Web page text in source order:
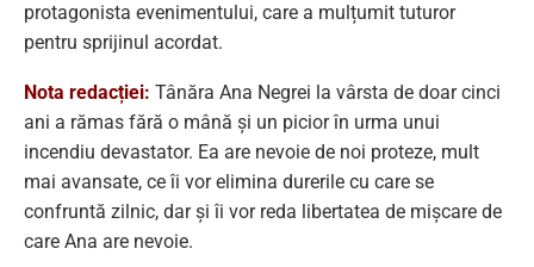
protagonista evenimentului, care a mulțumit tuturor
pentru sprijinul acordat.
Nota redacției: Tânăra Ana Negrei la vârsta de doar cinci
ani a rămas fără o mână și un picior în urma unui
incendiu devastator. Ea are nevoie de noi proteze, mult
mai avansate, ce îi vor elimina durerile cu care se
confruntă zilnic, dar și îi vor reda libertatea de mișcare de
care Ana are nevoie.